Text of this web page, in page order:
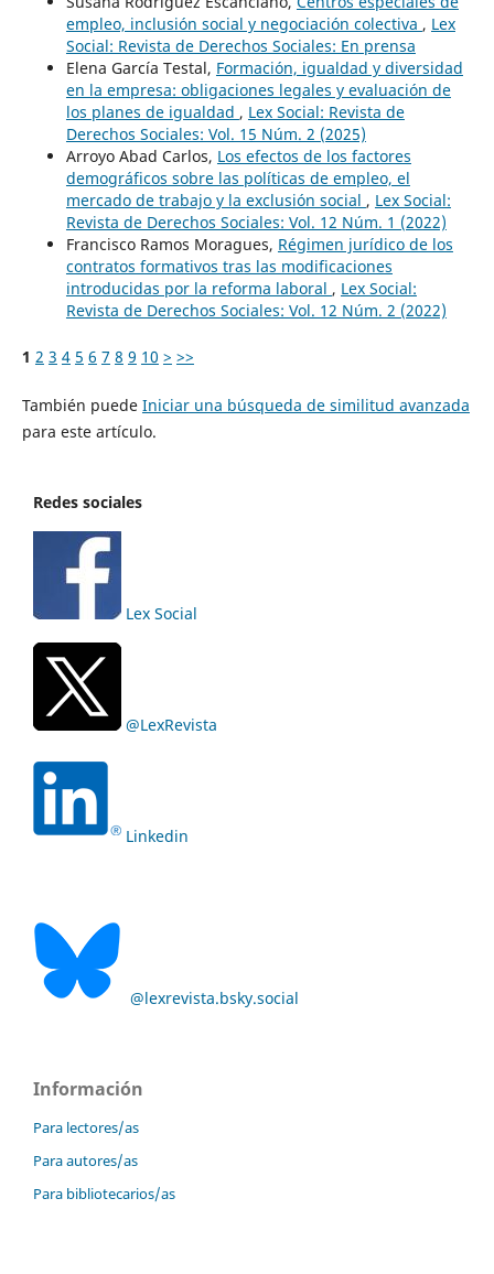
empleo, inclusión social y negociación colectiva , Lex
Social: Revista de Derechos Sociales: En prensa
Elena García Testal, Formación, igualdad y diversidad
en la empresa: obligaciones legales y evaluación de
los planes de igualdad , Lex Social: Revista de
Derechos Sociales: Vol. 15 Núm. 2 (2025)
Arroyo Abad Carlos, Los efectos de los factores
demográficos sobre las políticas de empleo, el
mercado de trabajo y la exclusión social , Lex Social:
Revista de Derechos Sociales: Vol. 12 Núm. 1 (2022)
Francisco Ramos Moragues, Régimen jurídico de los
contratos formativos tras las modificaciones
introducidas por la reforma laboral , Lex Social:
Revista de Derechos Sociales: Vol. 12 Núm. 2 (2022)
1 2 3 4 5 6 7 8 9 10 > >>
También puede Iniciar una búsqueda de similitud avanzada
para este artículo.
Redes sociales
Lex Social
@LexRevista
Linkedin
@lexrevista.bsky.social
Información
Para lectores/as
Para autores/as
Para bibliotecarios/as